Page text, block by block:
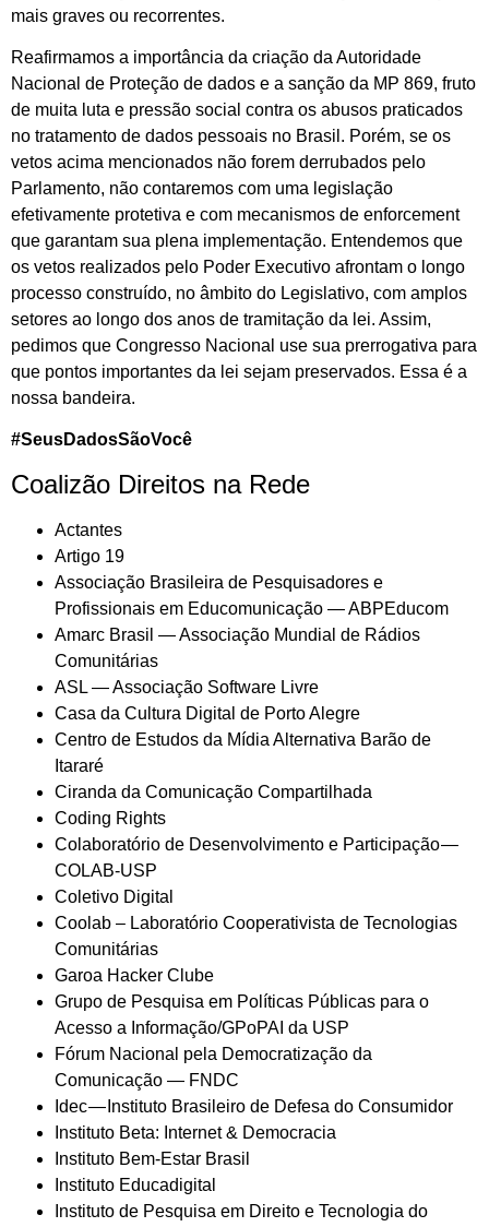
mais graves ou recorrentes.
Reafirmamos a importância da criação da Autoridade
Nacional de Proteção de dados e a sanção da MP 869, fruto
de muita luta e pressão social contra os abusos praticados
no tratamento de dados pessoais no Brasil. Porém, se os
vetos acima mencionados não forem derrubados pelo
Parlamento, não contaremos com uma legislação
efetivamente protetiva e com mecanismos de enforcement
que garantam sua plena implementação. Entendemos que
os vetos realizados pelo Poder Executivo afrontam o longo
processo construído, no âmbito do Legislativo, com amplos
setores ao longo dos anos de tramitação da lei. Assim,
pedimos que Congresso Nacional use sua prerrogativa para
que pontos importantes da lei sejam preservados. Essa é a
nossa bandeira.
#SeusDadosSãoVocê
Coalizão Direitos na Rede
Actantes
Artigo 19
Associação Brasileira de Pesquisadores e
Profissionais em Educomunicação — ABPEducom
Amarc Brasil — Associação Mundial de Rádios
Comunitárias
ASL — Associação Software Livre
Casa da Cultura Digital de Porto Alegre
Centro de Estudos da Mídia Alternativa Barão de
Itararé
Ciranda da Comunicação Compartilhada
Coding Rights
Colaboratório de Desenvolvimento e Participação —
COLAB-USP
Coletivo Digital
Coolab – Laboratório Cooperativista de Tecnologias
Comunitárias
Garoa Hacker Clube
Grupo de Pesquisa em Políticas Públicas para o
Acesso a Informação/GPoPAI da USP
Fórum Nacional pela Democratização da
Comunicação — FNDC
Idec — Instituto Brasileiro de Defesa do Consumidor
Instituto Beta: Internet & Democracia
Instituto Bem-Estar Brasil
Instituto Educadigital
Instituto de Pesquisa em Direito e Tecnologia do